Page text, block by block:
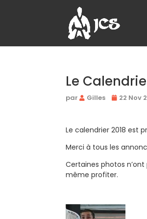
Le
par Gilles 22 Nov
Le calendrier 2018 est
Merci à tous les
Certaines photos
même profiter.